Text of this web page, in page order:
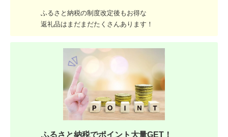
ふるさと納税の制度改定後もお得な
返礼品はまだまだたくさんあります！
ふるさと納税でポイント大量GET！